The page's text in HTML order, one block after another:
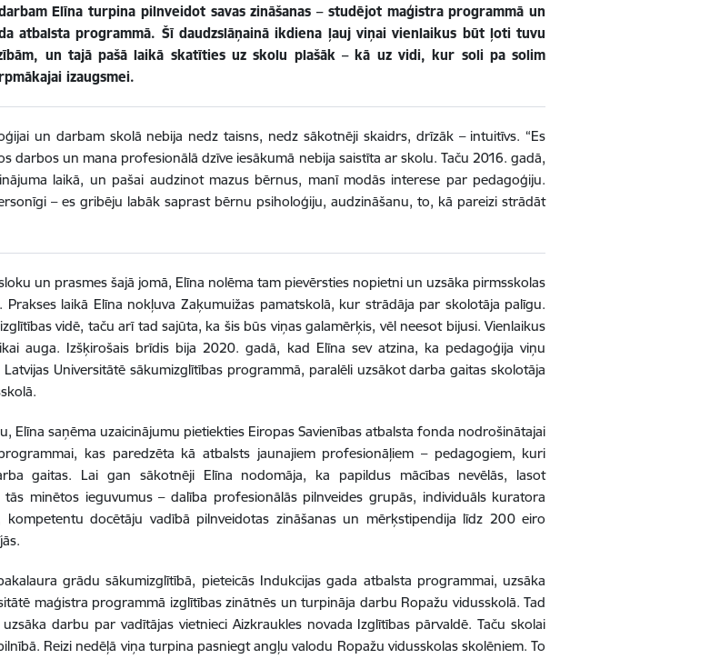
Elīna turpina pilnveidot savas zināšanas – studējot maģistra programmā un
atbalsta programmā. Šī daudzslāņainā ikdiena ļauj viņai vienlaikus būt ļoti tuvu
un tajā pašā laikā skatīties uz skolu plašāk – kā uz vidi, kur soli pa solim
izaugsmei.
un darbam skolā nebija nedz taisns, nedz sākotnēji skaidrs, drīzāk – intuitīvs. “Es
darbos un mana profesionālā dzīve iesākumā nebija saistīta ar skolu. Taču 2016. gadā,
laikā, un pašai audzinot mazus bērnus, manī modās interese par pedagoģiju.
– es gribēju labāk saprast bērnu psiholoģiju, audzināšanu, to, kā pareizi strādāt
un prasmes šajā jomā, Elīna nolēma tam pievērsties nopietni un uzsāka pirmsskolas
Prakses laikā Elīna nokļuva Zaķumuižas pamatskolā, kur strādāja par skolotāja palīgu.
vidē, taču arī tad sajūta, ka šis būs viņas galamērķis, vēl neesot bijusi. Vienlaikus
auga. Izšķirošais brīdis bija 2020. gadā, kad Elīna sev atzina, ka pedagoģija viņu
Universitātē sākumizglītības programmā, paralēli uzsākot darba gaitas skolotāja
Elīna saņēma uzaicinājumu pietiekties Eiropas Savienības atbalsta fonda nodrošinātajai
kas paredzēta kā atbalsts jaunajiem profesionāļiem – pedagogiem, kuri
gaitas. Lai gan sākotnēji Elīna nodomāja, ka papildus mācības nevēlās, lasot
minētos ieguvumus – dalība profesionālās pilnveides grupās, individuāls kuratora
kompetentu docētāju vadībā pilnveidotas zināšanas un mērķstipendija līdz 200 eiro
grādu sākumizglītībā, pieteicās Indukcijas gada atbalsta programmai, uzsāka
maģistra programmā izglītības zinātnēs un turpināja darbu Ropažu vidusskolā. Tad
darbu par vadītājas vietnieci Aizkraukles novada Izglītības pārvaldē. Taču skolai
Reizi nedēļā viņa turpina pasniegt angļu valodu Ropažu vidusskolas skolēniem. To